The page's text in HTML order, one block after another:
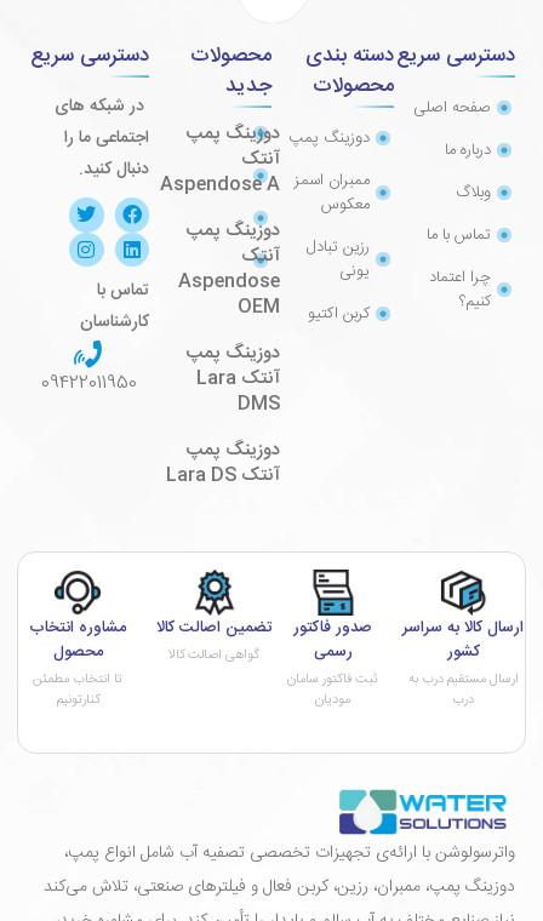
دسترسی سریع
صفحه اصلی
درباره ما
وبلاگ
تماس با ما
چرا اعتماد
کنیم؟
دسته بندی
محصولات
دوزینگ پمپ
ممبران اسمز
معکوس
رزین تبادل
یونی
کربن اکتیو
محصولات
جدید
دوزینگ پمپ
آنتک
Aspendose A
دوزینگ پمپ
آنتک
Aspendose
OEM
دوزینگ پمپ
آنتک Lara
DMS
دوزینگ پمپ
آنتک Lara DS
دسترسی سریع
در شبکه های
اجتماعی ما را
دنبال کنید.
تماس با
کارشناسان
09422011950
ارسال کالا به سراسر
کشور
ارسال مستقیم درب به
درب
صدور فاکتور
رسمی
ثبت فاکتور سامان
مودیان
تضمین اصالت کالا
گواهی اصالت کالا
مشاوره انتخاب
محصول
تا انتخاب مطمئن
کنارتونیم
واترسولوشن با ارائه‌ی تجهیزات تخصصی تصفیه آب شامل انواع پمپ،
دوزینگ پمپ، ممبران، رزین، کربن فعال و فیلترهای صنعتی، تلاش می‌کند